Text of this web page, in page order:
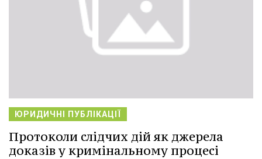
ЮРИДИЧНІ ПУБЛІКАЦІЇ
Протоколи слідчих дій як джерела
доказів у кримінальному процесі